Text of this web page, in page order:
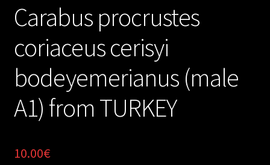
Carabus procrustes
coriaceus cerisyi
bodeyemerianus (male
A1) from TURKEY
10.00€